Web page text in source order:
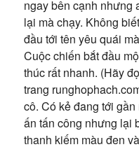
ngay bên cạnh nhưng
lại mà chạy. Không
đầu tới tên yêu quái
Cuộc chiến bắt đầu
thúc rất nhanh. (Hãy
trang
cô. Có kẻ đang tới
ấn tấn công nhưng lại
thanh kiếm màu đen